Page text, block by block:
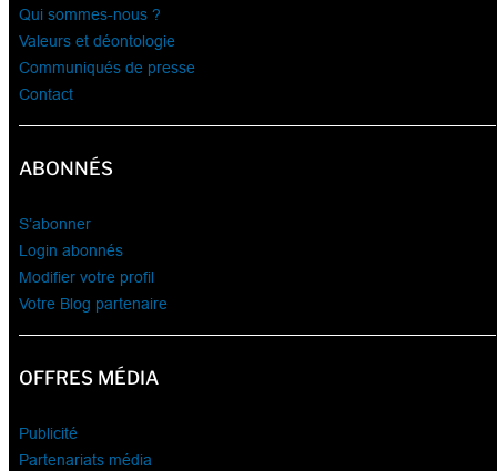
Qui sommes-nous ?
Valeurs et déontologie
Communiqués de presse
Contact
ABONNÉS
S’abonner
Login abonnés
Modifier votre profil
Votre Blog partenaire
OFFRES MÉDIA
Publicité
Partenariats média